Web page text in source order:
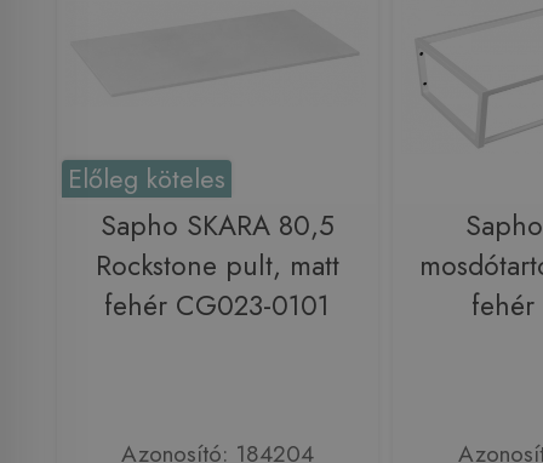
Előleg köteles
Sapho SKARA 80,5
Rockstone pult, matt
fehér CG023-0101
Azonosító: 184204
fehér